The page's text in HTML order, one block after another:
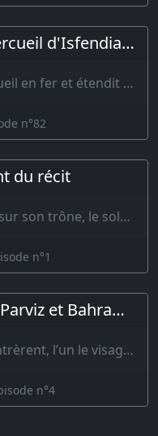
Beschouten amène le cercueil d'Isfendiar à Guschtasp
Rustem fit faire un beau cercueil en fer et étendit dessus un poêl…
n°82
du récit
Lorsque Bahram Gour s’assit sur son trône, le soleil rendit hommage à sa royauté. Le roi se mit à…
n°1
Entrevue entre Khosrou Parviz et Bahram Djoubineh
Khosrou et Bahram se rencontrèrent, l’un le visage ouvert et l’autre …
n°4